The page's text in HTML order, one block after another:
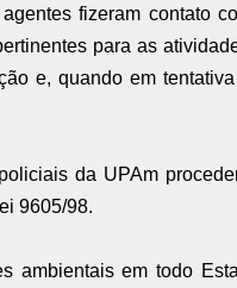
fizeram contato
para as
e, quando em
da UPAm
9605/98.
ambientais em todo